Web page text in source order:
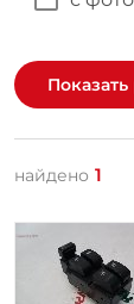
Показать
найдено 1